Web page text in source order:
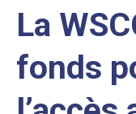
La
fonds